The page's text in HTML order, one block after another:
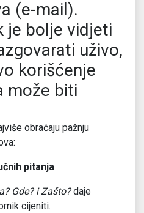
(e-mail).
je bolje vidjeti
uživo,
korišćenje
može biti
obraćaju pažnju
pitanja
Gde? i Zašto?daje
cijeniti.